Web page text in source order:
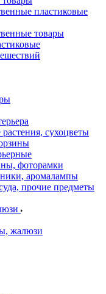
пластиковые
товары
сухоцветы
фоторамки
аромалампы
прочие предметы
жалюзи